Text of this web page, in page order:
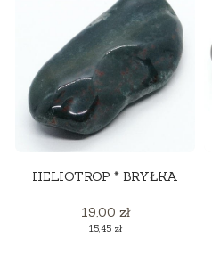
HELIOTROP * BRYŁKA
Cena
19,00 zł
Cena
15,45 zł